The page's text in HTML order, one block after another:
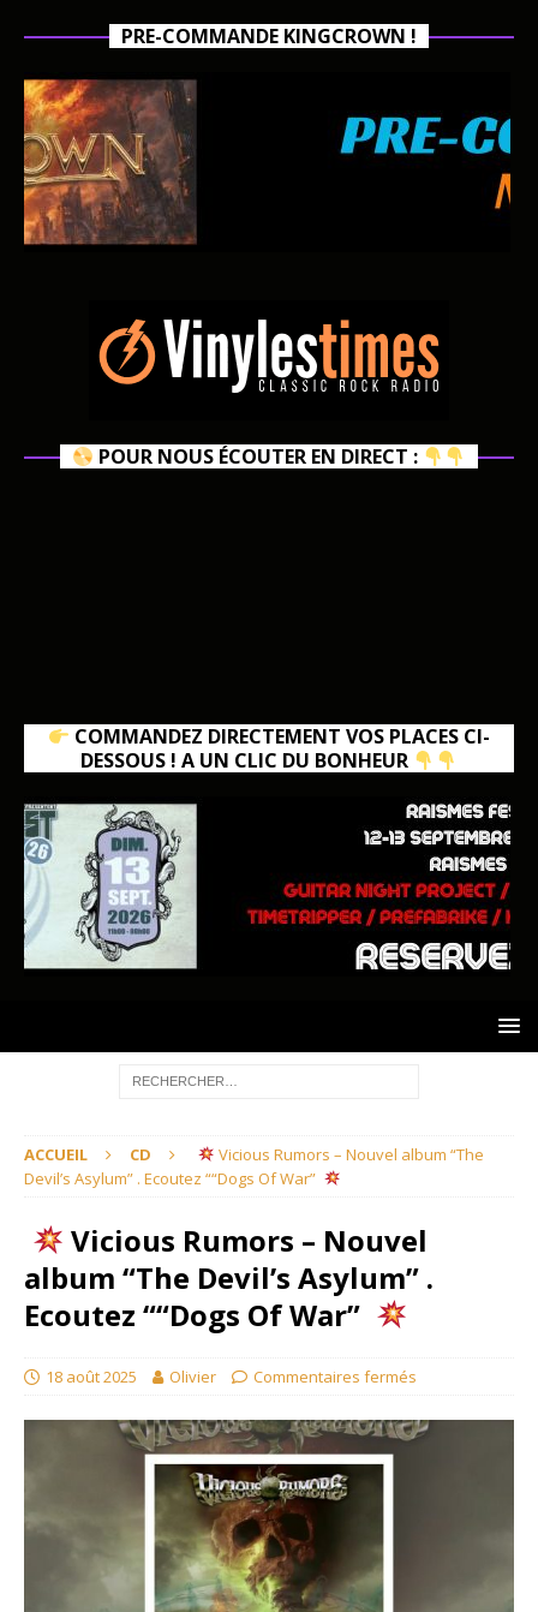
PRE-COMMANDE KINGCROWN !
POUR NOUS ÉCOUTER EN DIRECT :
COMMANDEZ DIRECTEMENT VOS PLACES CI-
DESSOUS ! A UN CLIC DU BONHEUR
ACCUEIL CD
Vicious Rumors – Nouvel album “The
Devil’s Asylum” . Ecoutez ““Dogs Of War”
Vicious Rumors – Nouvel
album “The Devil’s Asylum” .
Ecoutez ““Dogs Of War”
18 août 2025 Olivier Commentaires fermés